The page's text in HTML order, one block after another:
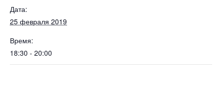
Дата:
25 февраля 2019
Время:
18:30 - 20:00